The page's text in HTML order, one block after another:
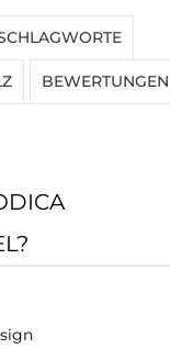
BEWERTUNGEN